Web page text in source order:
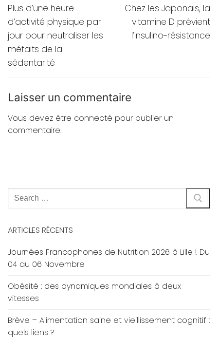
de
l’article
Previous
post:
Plus d’une heure
d’activité physique par
jour pour neutraliser les
méfaits de la
sédentarité
Next
post:
Chez les Japonais, la
vitamine D prévient
l’insulino-résistance
Laisser un commentaire
Vous devez être connecté pour publier un
commentaire.
Rechercher
:
ARTICLES RÉCENTS
Journées Francophones de Nutrition 2026 à Lille ! Du
04 au 06 Novembre
Obésité : des dynamiques mondiales à deux
vitesses
Brève – Alimentation saine et vieillissement cognitif :
quels liens ?